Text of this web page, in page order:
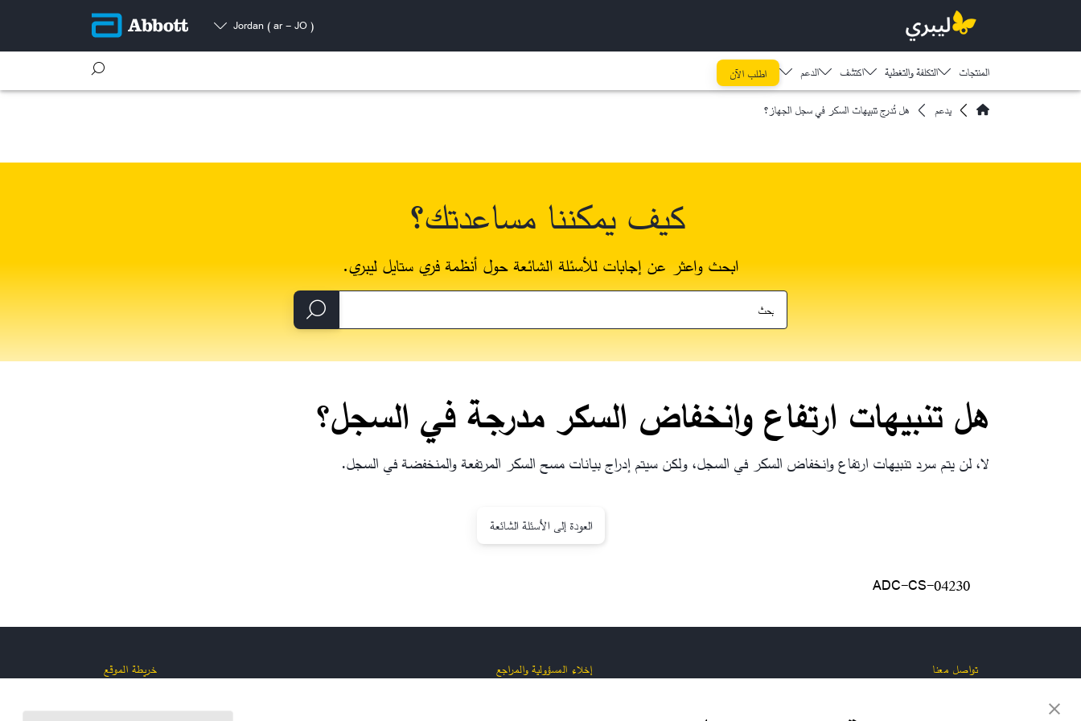
Jordan ( ar - JO )
المنتجات التكلفة والتغطية اكتشف​ الدعم
اطلب الآن
يدعم
هل تُدرج تنبيهات السكر في سجل الجهاز؟
كيف يمكننا مساعدتك؟
ابحث واعثر عن إجابات للأسئلة الشائعة حول أنظمة فري ستايل ليبري.
هل تنبيهات ارتفاع وانخفاض السكر مدرجة في السجل؟
لا، لن يتم سرد تنبيهات ارتفاع وانخفاض السكر في السجل، ولكن سيتم إدراج بيانات مسح السكر المرتفعة والمنخفضة في السجل.
العودة إلى الأسئلة الشائعة
ADC-CS-04230
تواصل معنا إخلاء المسؤولية والمراجع خريطة الموقع